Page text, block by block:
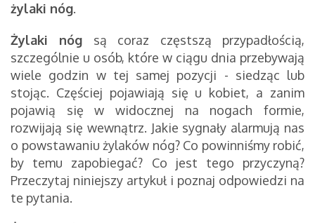
żylaki nóg.
Żylaki nóg są coraz częstszą przypadłością,
szczególnie u osób, które w ciągu dnia przebywają
wiele godzin w tej samej pozycji - siedząc lub
stojąc. Częściej pojawiają się u kobiet, a zanim
pojawią się w widocznej na nogach formie,
rozwijają się wewnątrz. Jakie sygnały alarmują nas
o powstawaniu żylaków nóg? Co powinniśmy robić,
by temu zapobiegać? Co jest tego przyczyną?
Przeczytaj niniejszy artykuł i poznaj odpowiedzi na
te pytania.